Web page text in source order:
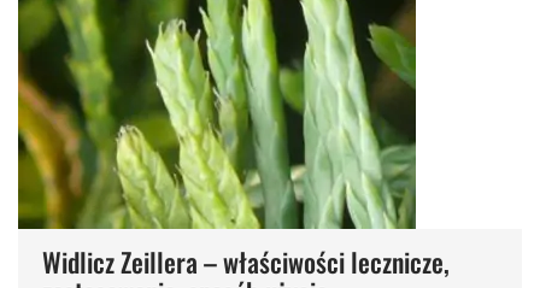
Widlicz Zeillera – właściwości lecznicze,